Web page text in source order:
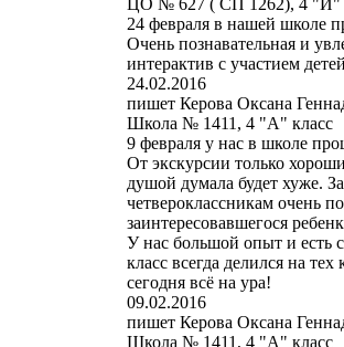
24 февраля в нашей школе
Очень познавательная и
интерактив с участием
24.02.2016
пишет Керова Оксана
Школа № 1411, 4 "А" класс
9 февраля у нас в школе
От экскурсии только
душой думала будет хуже.
четвероклассникам очень
заинтересовавшегося
У нас большой опыт и есть
класс всегда делился на
сегодня всё на ура!
09.02.2016
пишет Керова Оксана
Школа № 1411, 4 "А" класс